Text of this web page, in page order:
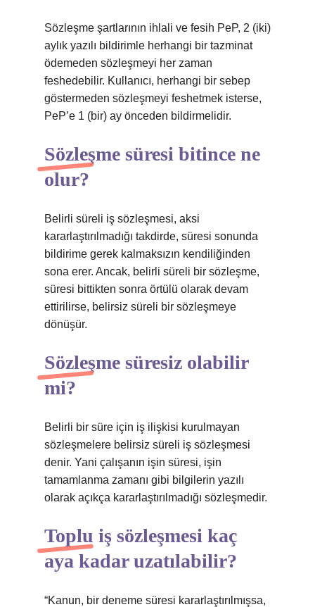
Sözleşme şartlarının ihlali ve fesih PeP, 2 (iki)
aylık yazılı bildirimle herhangi bir tazminat
ödemeden sözleşmeyi her zaman
feshedebilir. Kullanıcı, herhangi bir sebep
göstermeden sözleşmeyi feshetmek isterse,
PeP’e 1 (bir) ay önceden bildirmelidir.
Sözleşme süresi bitince ne
olur?
Belirli süreli iş sözleşmesi, aksi
kararlaştırılmadığı takdirde, süresi sonunda
bildirime gerek kalmaksızın kendiliğinden
sona erer. Ancak, belirli süreli bir sözleşme,
süresi bittikten sonra örtülü olarak devam
ettirilirse, belirsiz süreli bir sözleşmeye
dönüşür.
Sözleşme süresiz olabilir
mi?
Belirli bir süre için iş ilişkisi kurulmayan
sözleşmelere belirsiz süreli iş sözleşmesi
denir. Yani çalışanın işin süresi, işin
tamamlanma zamanı gibi bilgilerin yazılı
olarak açıkça kararlaştırılmadığı sözleşmedir.
Toplu iş sözleşmesi kaç
aya kadar uzatılabilir?
“Kanun, bir deneme süresi kararlaştırılmışsa,